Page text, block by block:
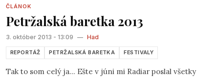
ČLÁNOK
Petržalská baretka 2013
3. október 2013 - 13:09 — Had
REPORTÁŽ PETRŽALSKÁ BARETKA FESTIVALY
Tak to som celý ja... Ešte v júni mi Radiar poslal všetky